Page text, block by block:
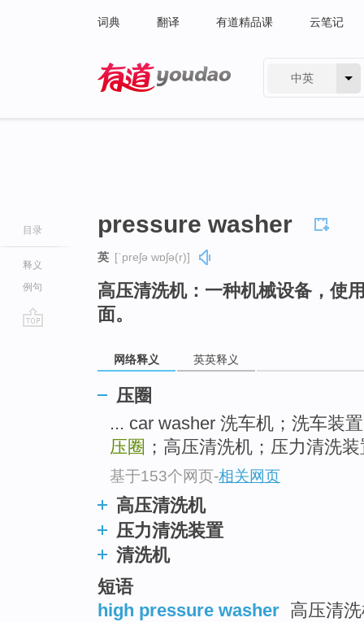
词典 翻译 有道精品课 云笔记
中英
目录
释义
例句
pressure washer
英 [ˈpreʃə wɒʃə(r)]
高压清洗机：一种机械设备，使
面。
网络释义 英英释义
压圈
... car washer 洗车机；洗车装
压圈 ；高压清洗机；压力清洗
基于153个网页-相关网页
高压清洗机
压力清洗装置
清洗机
短语
high pressure washer 高压清